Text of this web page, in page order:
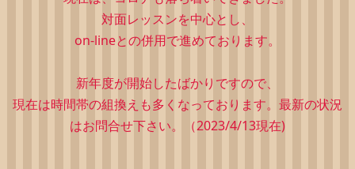
対面レッスンを中心とし、
on-lineとの併用で進めております。
新年度が開始したばかりですので、
現在は時間帯の組換えも多くなっております。最新の状況
はお問合せ下さい。（2023/4/13現在)